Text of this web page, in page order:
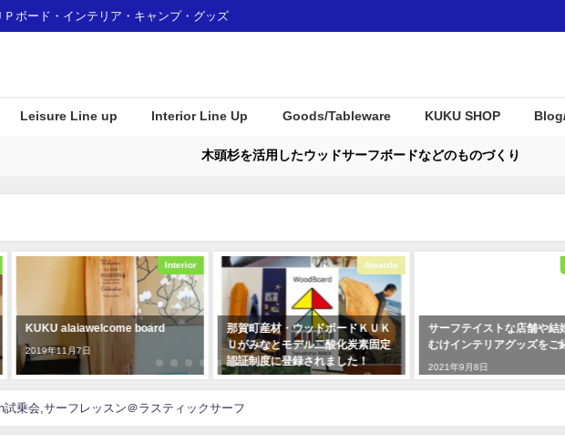
ボード・インテリア・キャンプ・グッズ
Leisure Line up Interior Line Up Goods/Tableware KUKU SHOP
木頭杉を活用したウッドサーフボードなどのものづくり
board
Awards
那賀町産材・ウッドボードＫＵＫ
Ｕがみなとモデル二酸化炭素固定
認証制度に登録されました！
サーフテイストな店舗や結婚式場
むけインテリアグッズをご紹介！
2021年9月8日
沖縄に新
「
試乗会,サーフレッスン＠ラスティックサーフ